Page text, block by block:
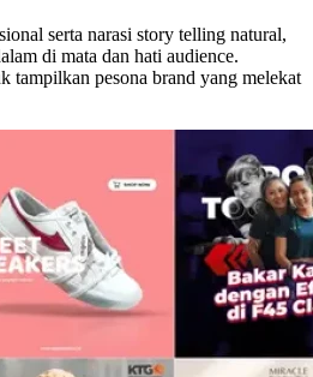
serta narasi story telling natural,
di mata dan hati audience.
tampilkan pesona brand yang melekat